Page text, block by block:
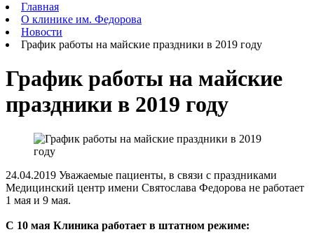
Главная
О клинике им. Федорова
Новости
График работы на майские праздники в 2019 году
График работы на майские
праздники в 2019 году
24.04.2019 Уважаемые пациенты, в связи с праздниками
Медицинский центр имени Святослава Федорова не работает
1 мая и 9 мая.
С 10 мая Клиника работает в штатном режиме: